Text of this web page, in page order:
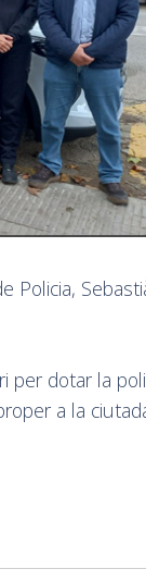
Policia,
per dotar la
a la